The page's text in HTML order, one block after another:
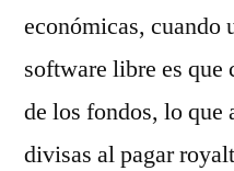
económicas, cuando
software libre es que
de los fondos, lo que
divisas al pagar